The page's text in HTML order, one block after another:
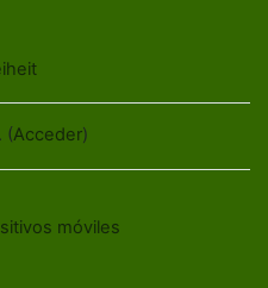
(Acceder)
móviles